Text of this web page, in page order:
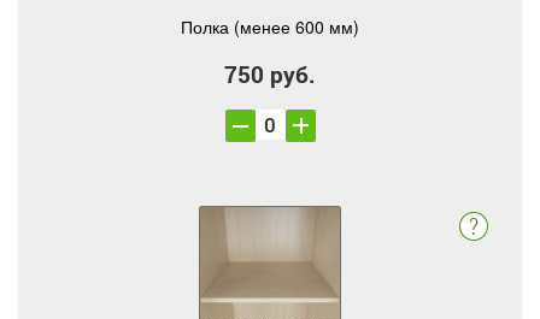
Полка (менее 600 мм)
750 руб.